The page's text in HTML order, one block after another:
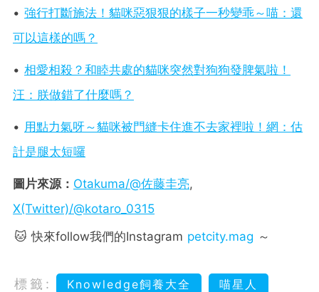
• 強行打斷施法！貓咪惡狠狠的樣子一秒變乖～喵：還
可以這樣的嗎？
• 相愛相殺？和睦共處的貓咪突然對狗狗發脾氣啦！
汪：朕做錯了什麼嗎？
• 用點力氣呀～貓咪被門縫卡住進不去家裡啦！網：估
計是腿太短囉
圖片來源： Otakuma/@佐藤圭亮,
X(Twitter)/@kotaro_0315
🐱 快來follow我們的Instagram petcity.mag ～
標籤: Knowledge飼養大全
喵星人